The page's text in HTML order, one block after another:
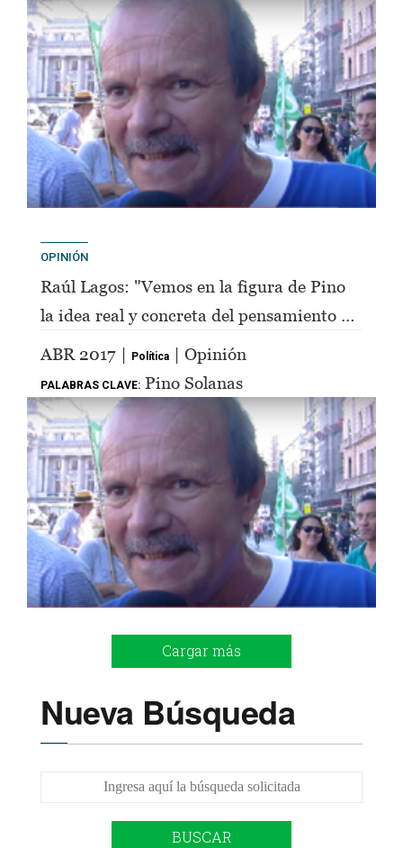
OPINIÓN
Raúl Lagos: "Vemos en la figura de Pino
la idea real y concreta del pensamiento de
Perón"
ABR 2017 | Política | Opinión
PALABRAS CLAVE: Pino Solanas
Cargar más
Nueva Búsqueda
BUSCAR